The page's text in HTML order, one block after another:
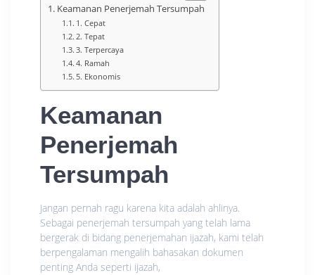
Keamanan Penerjemah Tersumpah
1. Cepat
2. Tepat
3. Terpercaya
4. Ramah
5. Ekonomis
Keamanan
Penerjemah
Tersumpah
Jangan pernah ragu karena kita adalah ahlinya.
Sebagai penerjemah tersumpah yang telah lama
bergerak di bidang penerjemahan ijazah, kami telah
berpengalaman mengalih bahasakan dokumen
penting Anda seperti ijazah,